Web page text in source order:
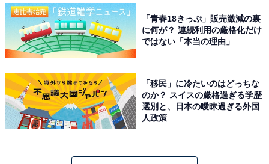
「青春18きっぷ」販売激減の裏
に何が？ 連続利用の厳格化だけ
ではない「本当の理由」
「移民」に冷たいのはどっちな
のか？ スイスの厳格過ぎる学歴
選別と、日本の曖昧過ぎる外国
人政策